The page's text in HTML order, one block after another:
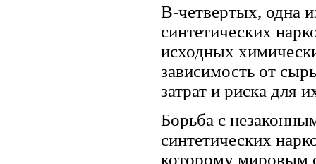
В-четвертых, одна
синтетических
исходных
зависимость от
затрат и риска для
Борьба с
синтетических
которому мировым